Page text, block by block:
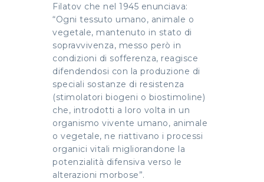
Filatov che nel 1945 enunciava:
“Ogni tessuto umano, animale o
vegetale, mantenuto in stato di
sopravvivenza, messo però in
condizioni di sofferenza, reagisce
difendendosi con la produzione di
speciali sostanze di resistenza
(stimolatori biogeni o biostimoline)
che, introdotti a loro volta in un
organismo vivente umano, animale
o vegetale, ne riattivano i processi
organici vitali migliorandone la
potenzialità difensiva verso le
alterazioni morbose”.